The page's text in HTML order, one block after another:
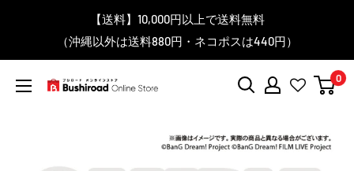
▼送料をおトクにお買物する方法をご紹介♪
【こちらをクリック】
【送料】10,000円以上で送料無料
（沖縄以外は送料880円・ネコポスは440円）
＼予約受付中！／
BanG Dream! ちゃむりぃ みに Ave Mujica 鮮美透涼 ver.販売
中！
▼「作品・ブランドから探す」で
欲しい商品を手に入れよう！
▼スムーズに商品を探すなら、
「カテゴリーから探す」を活用しよう！
▼お気に入り登録機能を活用しよう♪
【こちらをクリック】
ブ
0